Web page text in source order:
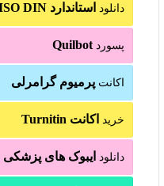
دانلود استاندارد ISO DIN
پسوردQuilbot
اکانتپرمیوم گرامرلی
خرید اکانت Turnitin
دانلود ایبوک های پزشکی